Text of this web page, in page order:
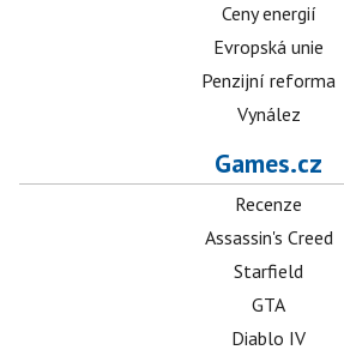
Ceny energií
Evropská unie
Penzijní reforma
Vynález
Games.cz
Recenze
Assassin's Creed
Starfield
GTA
Diablo IV